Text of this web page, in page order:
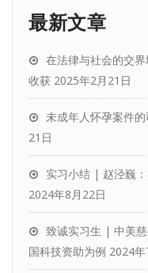
最新文章
在法律与社会的交
收获 2025年2月21日
未成年人怀孕案件
21日
实习小结 | 赵泾巍
2024年8月22日
致诚实习生 | 中美
国科技资助为例 2024